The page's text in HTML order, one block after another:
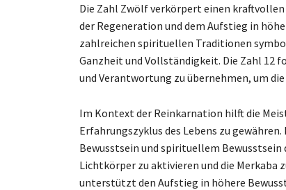
Die Zahl Zwölf verkörpert einen
der Regeneration und dem Aufstieg in
zahlreichen spirituellen Traditionen
Ganzheit und Vollständigkeit. Die Zahl 12
und Verantwortung zu übernehmen, um
Im Kontext der Reinkarnation hilft die
Erfahrungszyklus des Lebens zu
Bewusstsein und spirituellem
Lichtkörper zu aktivieren und die
unterstützt den Aufstieg in höhere